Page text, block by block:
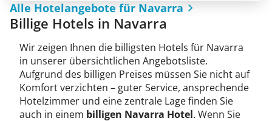
Alle Hotelangebote für Navarra
Billige Hotels in Navarra
Wir zeigen Ihnen die billigsten Hotels für Navarra
in unserer übersichtlichen Angebotsliste.
Aufgrund des billigen Preises müssen Sie nicht auf
Komfort verzichten – guter Service, ansprechende
Hotelzimmer und eine zentrale Lage finden Sie
auch in einem billigen Navarra Hotel. Wenn Sie